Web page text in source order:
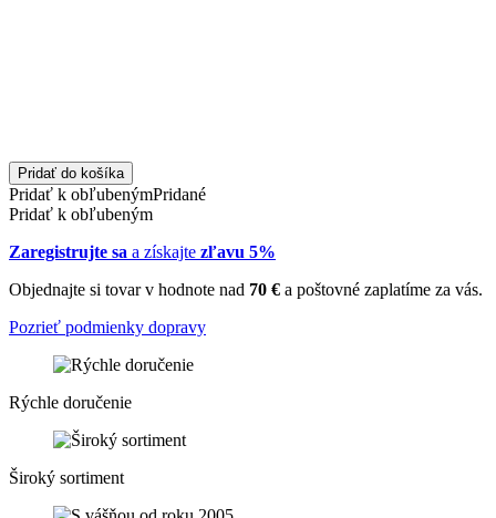
Pridať do košíka
Pridať k obľubenýmPridané
Pridať k obľubeným
Zaregistrujte sa a získajte zľavu 5%
Objednajte si tovar v hodnote nad 70 € a poštovné zaplatíme za vás.
Pozrieť podmienky dopravy
Rýchle doručenie
Široký sortiment